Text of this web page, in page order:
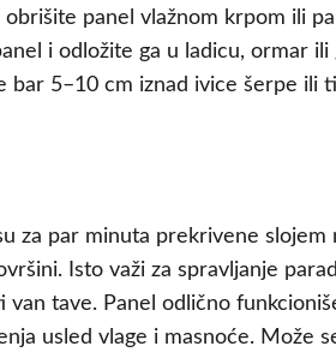
obrišite panel vlažnom krpom ili
i odložite ga u ladicu, ormar
5–10 cm iznad ivice šerpe ili
par minuta prekrivene slojem
Isto važi za spravljanje
tave. Panel odlično
usled vlage i masnoće. Može